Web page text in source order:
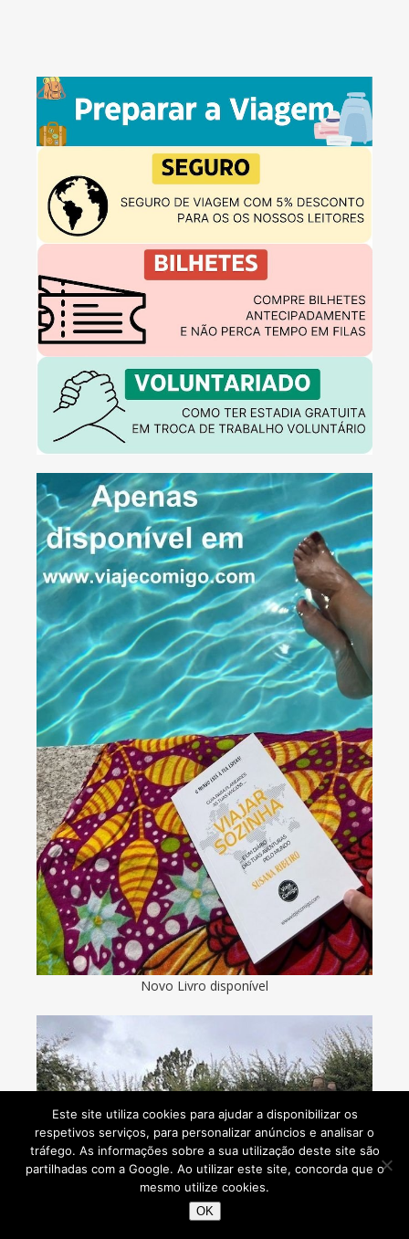
Novo Livro disponível
Este site utiliza cookies para ajudar a disponibilizar os
respetivos serviços, para personalizar anúncios e analisar o
tráfego. As informações sobre a sua utilização deste site são
partilhadas com a Google. Ao utilizar este site, concorda que o
mesmo utilize cookies.
OK